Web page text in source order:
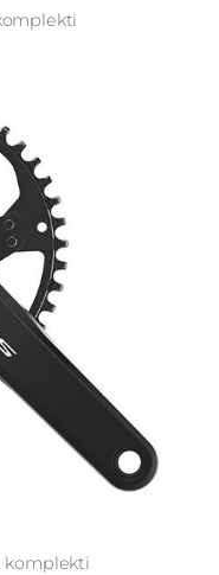
komplekti